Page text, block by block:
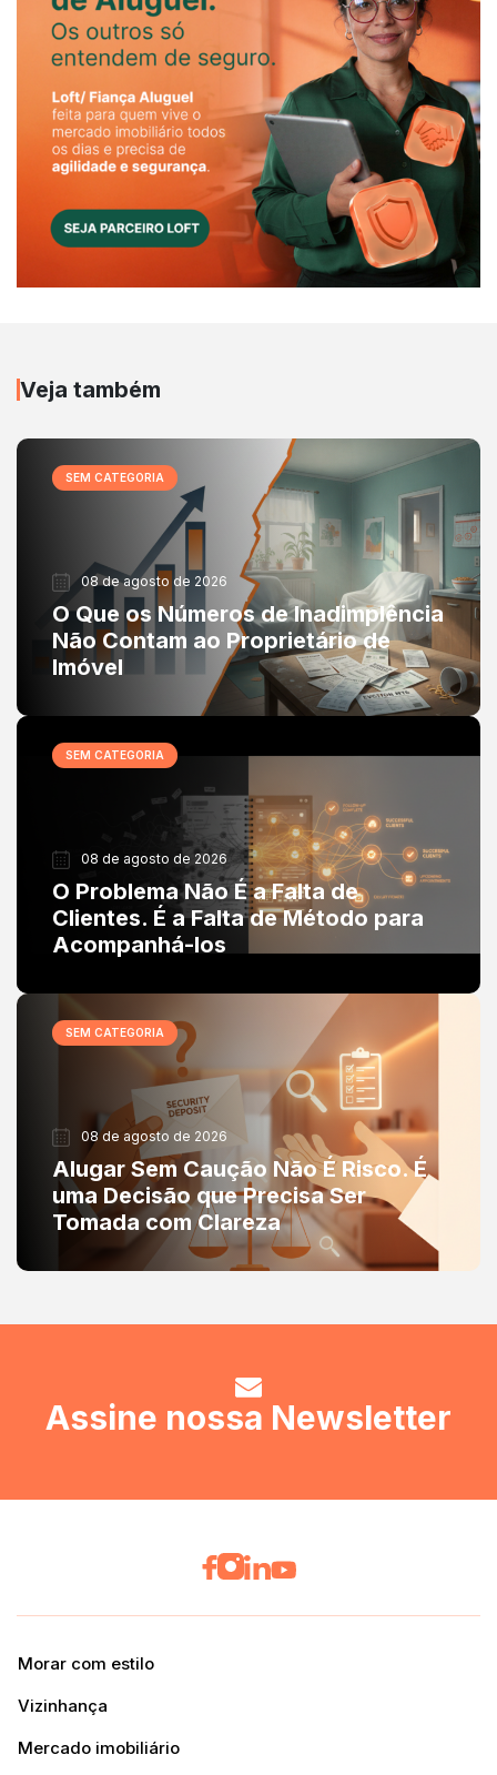
Veja também
SEM CATEGORIA
08 de agosto de 2026
O Que os Números de Inadimplência
Não Contam ao Proprietário de
Imóvel
SEM CATEGORIA
08 de agosto de 2026
O Problema Não É a Falta de
Clientes. É a Falta de Método para
Acompanhá-los
SEM CATEGORIA
08 de agosto de 2026
Alugar Sem Caução Não É Risco. É
uma Decisão que Precisa Ser
Tomada com Clareza
Assine nossa Newsletter
Morar com estilo
Vizinhança
Mercado imobiliário